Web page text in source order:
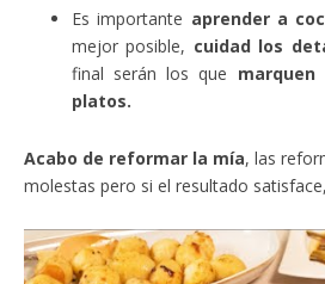
Es importante aprender a
mejor posible, cuidad los
final serán los que
platos.
Acabo de reformar la mía, las
molestas pero si el resultado